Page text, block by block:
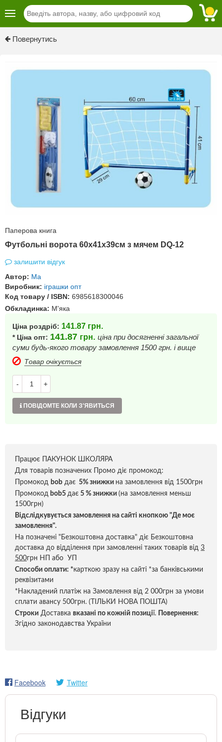
Повернутись
Паперова книга
Футбольні ворота 60х41х39см з мячем DQ-12
залишити відгук
Автор: Ма
Виробник: іграшки опт
Код товару / ISBN: 6985618300046
Обкладинка: М'яка
Ціна роздріб: 141.87 грн.
* Ціна опт: 141.87 грн. ціна при досягненні загальної
суми будь-якого товару замовлення 1500 грн. і вище
Товар очікується
- +
ПОВІДОМТЕ КОЛИ З'ЯВИТЬСЯ
Працює ПАКУНОК ШКОЛЯРА
Для товарів позначених Промо діє промокод:
Промокод bob дає 5% знижки на замовлення від 1500грн
Промокод bob5 дає 5 % знижки (на замовлення меньш
1500грн)
Відслідкувується замовлення на сайті кнопкою "Де моє
замовлення".
На позначені "Безкоштовна доставка" діє Безкоштовна
доставка до відділення при замовленні таких товарів від 3
500грн НП або УП
Способи оплати: *карткою зразу на сайті *за банківськими
реквізитами
*Накладений платіж на Замовлення від 2 000грн за умови
сплати авансу 500грн. (ТІЛЬКИ НОВА ПОШТА)
Строки Доставка вказані по кожній позиції.
Повернення:
Згідно законодавства України
Facebook Twitter
Відгуки